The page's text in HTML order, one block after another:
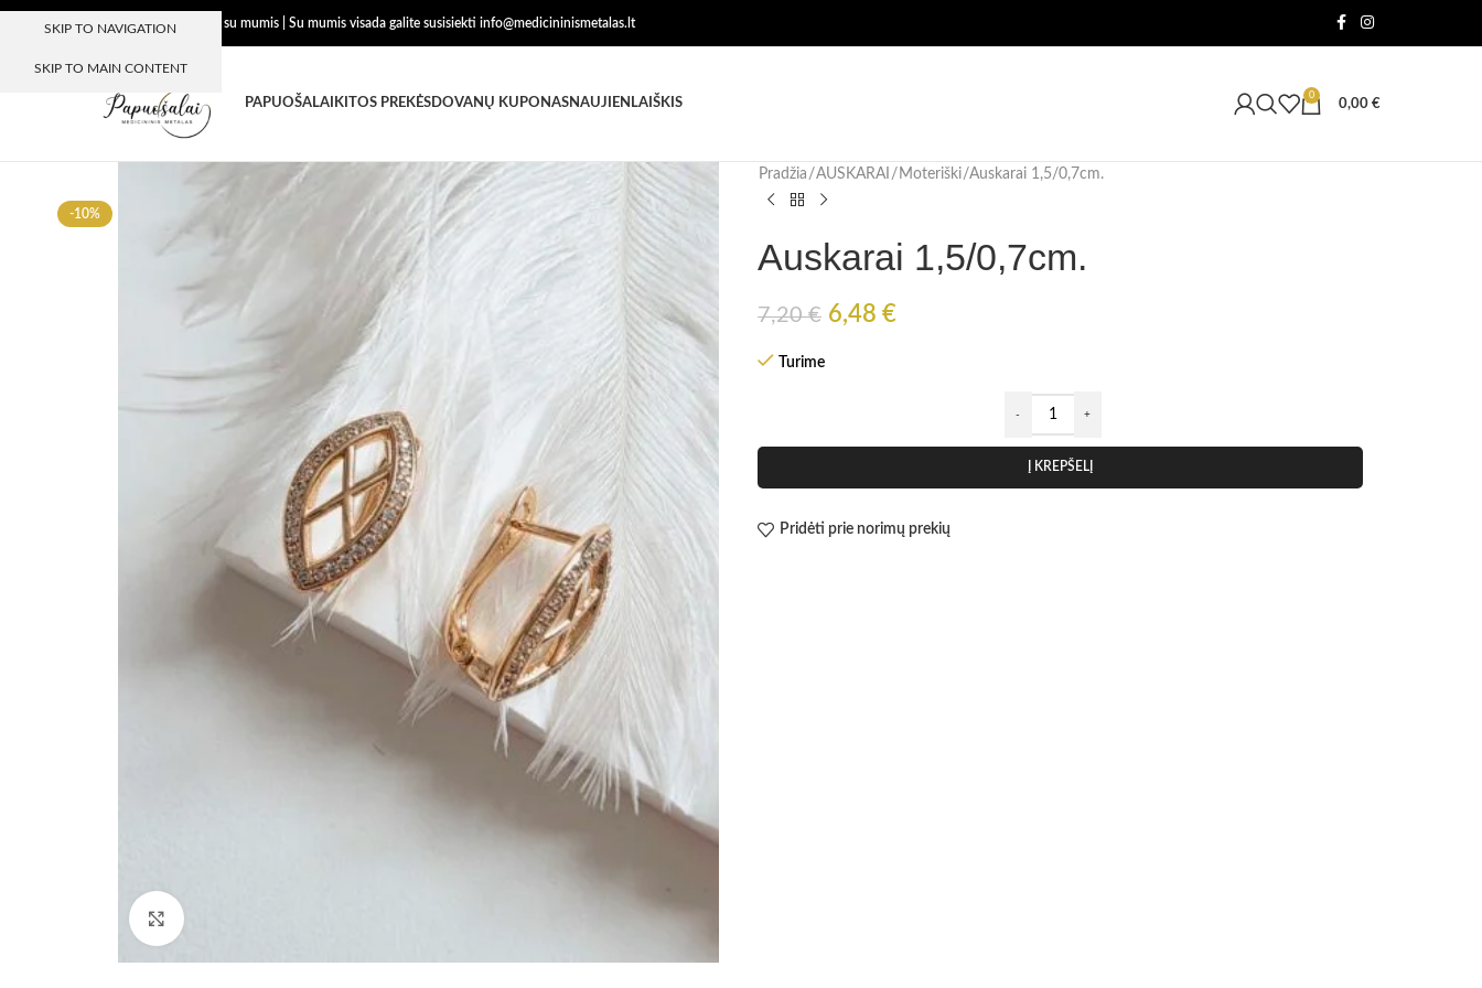
SKIP TO NAVIGATION
SKIP TO MAIN CONTENT
Dėkojame, kad esate su mumis | Su mumis visada galite susisiekti info@medicininismetalas.lt
PAPUOŠALAI KITOS PREKĖSDOVANŲ KUPONASNAUJIENLAIŠKIS
0
0,00 €
-10%
Pradžia AUSKARAI Moteriški Auskarai 1,5/0,7cm.
Auskarai 1,5/0,7cm.
7,20€ 6,48 €
Turime
Į KREPŠELĮ
Pridėti prie norimų prekių